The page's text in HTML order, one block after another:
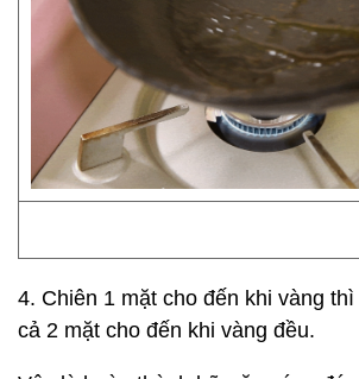
4. Chiên 1 mặt cho đến khi vàng
cả 2 mặt cho đến khi vàng đều.